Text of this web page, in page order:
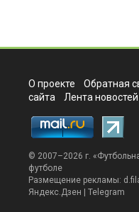
О проекте Обратная
сайта
Лента новостей
© 2007–2026 г. «
футболе
Размещение рекламы:
Яндекс.Дзен | Telegram